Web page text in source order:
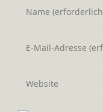
Gib
oder
zum
Gib
Mail-
Gib
Website-